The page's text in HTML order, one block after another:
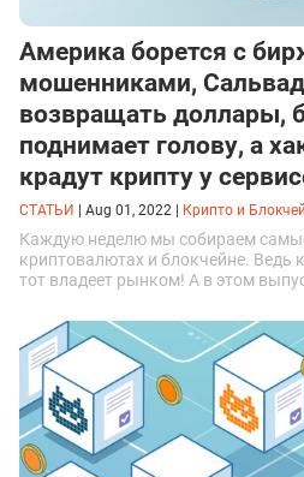
Америка борется с
мошенниками,
возвращать доллары,
поднимает голову, а
крадут крипту у
СТАТЬИ Aug 01, 2022 Крипто и
Каждую неделю мы собираем
криптовалютах и блокчейне. Ведь
тот владеет рынком! А в этом
регуляторов, очередное
мошенничество с криптой и NFT.